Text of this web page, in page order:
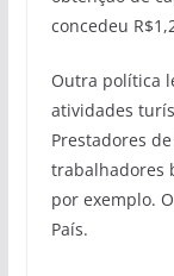
concedeu
Outra política
atividades
Prestadores
trabalhadores
por exemplo.
País.